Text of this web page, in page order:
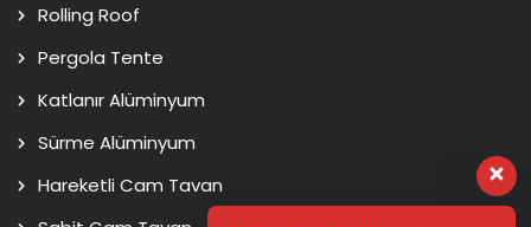
Rolling Roof
Pergola Tente
Katlanır Alüminyum
Sürme Alüminyum
Hareketli Cam Tavan